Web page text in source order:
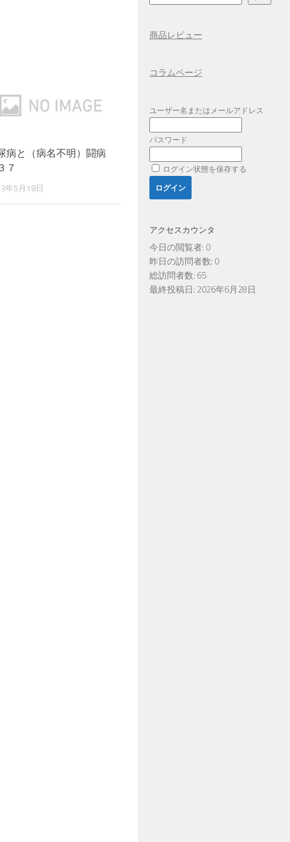
病と（病名不明）闘病
７
年5月18日
索
商品レビュー
コラムページ
ユーザー名またはメールアドレス
パスワード
ログイン状態を保存する
アクセスカウンタ
今日の閲覧者: 0
昨日の訪問者数: 0
総訪問者数: 65
最終投稿日: 2026年6月28日